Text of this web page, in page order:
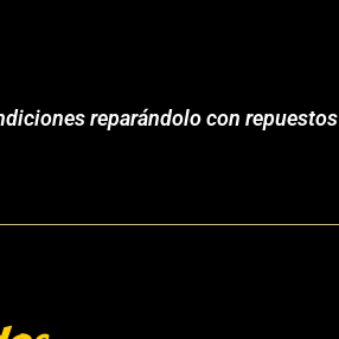
reparándolo con repuestos